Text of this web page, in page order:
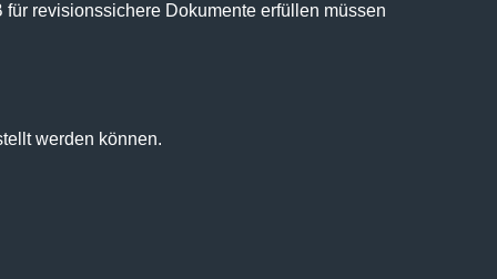
revisionssichere Dokumente erfüllen müssen
werden können.